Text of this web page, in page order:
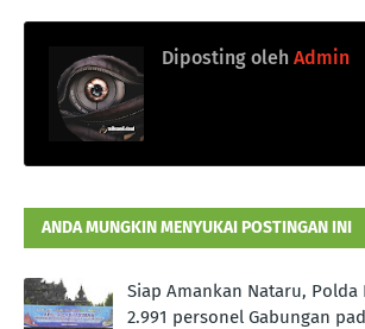
Diposting oleh Admin
ANDA MUNGKIN MENYUKAI POSTINGAN INI
Siap Amankan Nataru, Polda
2.991 personel Gabungan